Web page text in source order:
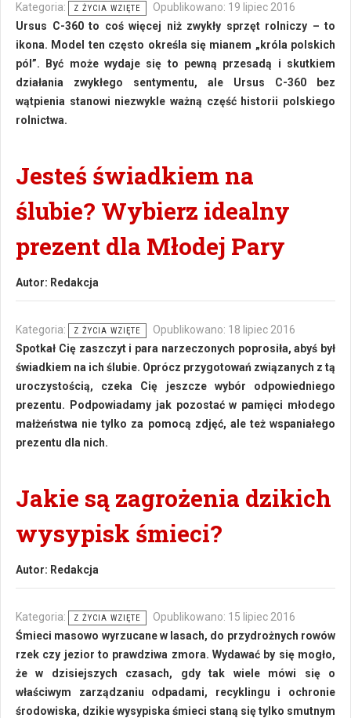
Kategoria: Z ŻYCIA WZIĘTE
Opublikowano: 19 lipiec 2016
Ursus C-360 to coś więcej niż zwykły sprzęt rolniczy – to
ikona. Model ten często określa się mianem „króla polskich
pól”. Być może wydaje się to pewną przesadą i skutkiem
działania zwykłego sentymentu, ale Ursus C-360 bez
wątpienia stanowi niezwykle ważną część historii polskiego
rolnictwa.
Jesteś świadkiem na
ślubie? Wybierz idealny
prezent dla Młodej Pary
Autor: Redakcja
Kategoria: Z ŻYCIA WZIĘTE
Opublikowano: 18 lipiec 2016
Spotkał Cię zaszczyt i para narzeczonych poprosiła, abyś był
świadkiem na ich ślubie. Oprócz przygotowań związanych z tą
uroczystością, czeka Cię jeszcze wybór odpowiedniego
prezentu. Podpowiadamy jak pozostać w pamięci młodego
małżeństwa nie tylko za pomocą zdjęć, ale też wspaniałego
prezentu dla nich.
Jakie są zagrożenia dzikich
wysypisk śmieci?
Autor: Redakcja
Kategoria: Z ŻYCIA WZIĘTE
Opublikowano: 15 lipiec 2016
Śmieci masowo wyrzucane w lasach, do przydrożnych rowów
rzek czy jezior to prawdziwa zmora. Wydawać by się mogło,
że w dzisiejszych czasach, gdy tak wiele mówi się o
właściwym zarządzaniu odpadami, recyklingu i ochronie
środowiska, dzikie wysypiska śmieci staną się tylko smutnym